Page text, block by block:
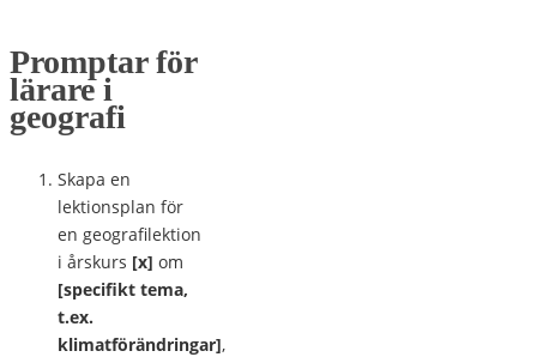
Promptar för
lärare i
geografi
Skapa en
lektionsplan för
en geografilektion
i årskurs [x] om
[specifikt tema,
t.ex.
klimatförändringar],